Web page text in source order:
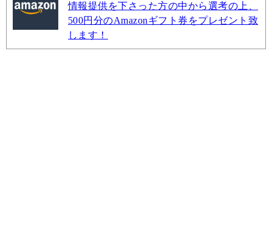
情報提供を下さった方の中から選考の上、
500円分のAmazonギフト券をプレゼント致
します！